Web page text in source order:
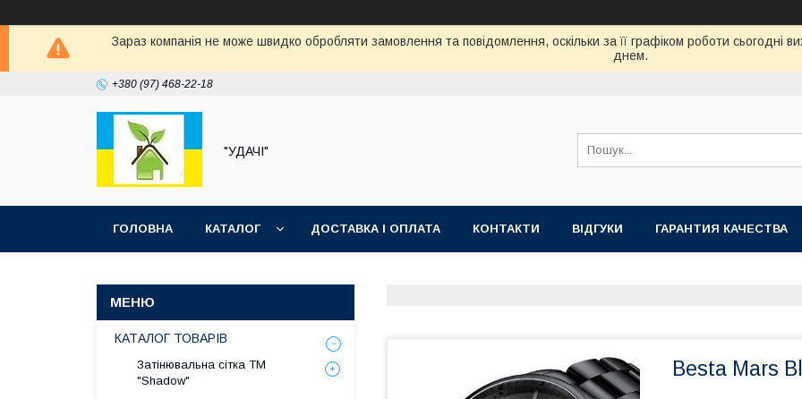
Зараз компанія не може швидко обробляти замовлення та повідомлення, оскільки за її графіком роботи
днем.
+380 (97) 468-22-18
"УДАЧІ"
ГОЛОВНА КАТАЛОГ ДОСТАВКА І ОПЛАТА КОНТАКТИ ВІДГУКИ ГАРАНТИЯ КАЧЕСТВА
Besta Mars
КАТАЛОГ ТОВАРІВ
Затінювальна сітка ТМ
"Shadow"